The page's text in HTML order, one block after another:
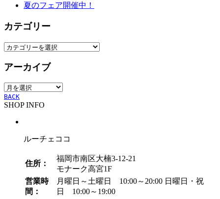
夏のフェア開催中！
カテゴリー
カ
ゴ
ー
アーカイブ
ア
ー
カ
BACK
SHOP INFO
ルーチェココ
住所：
福岡市南区大楠3-12-21
モナーク高宮1F
営業時
間：
月曜日～土曜日 10:00～20:00 日曜日・祝
日 10:00～19:00